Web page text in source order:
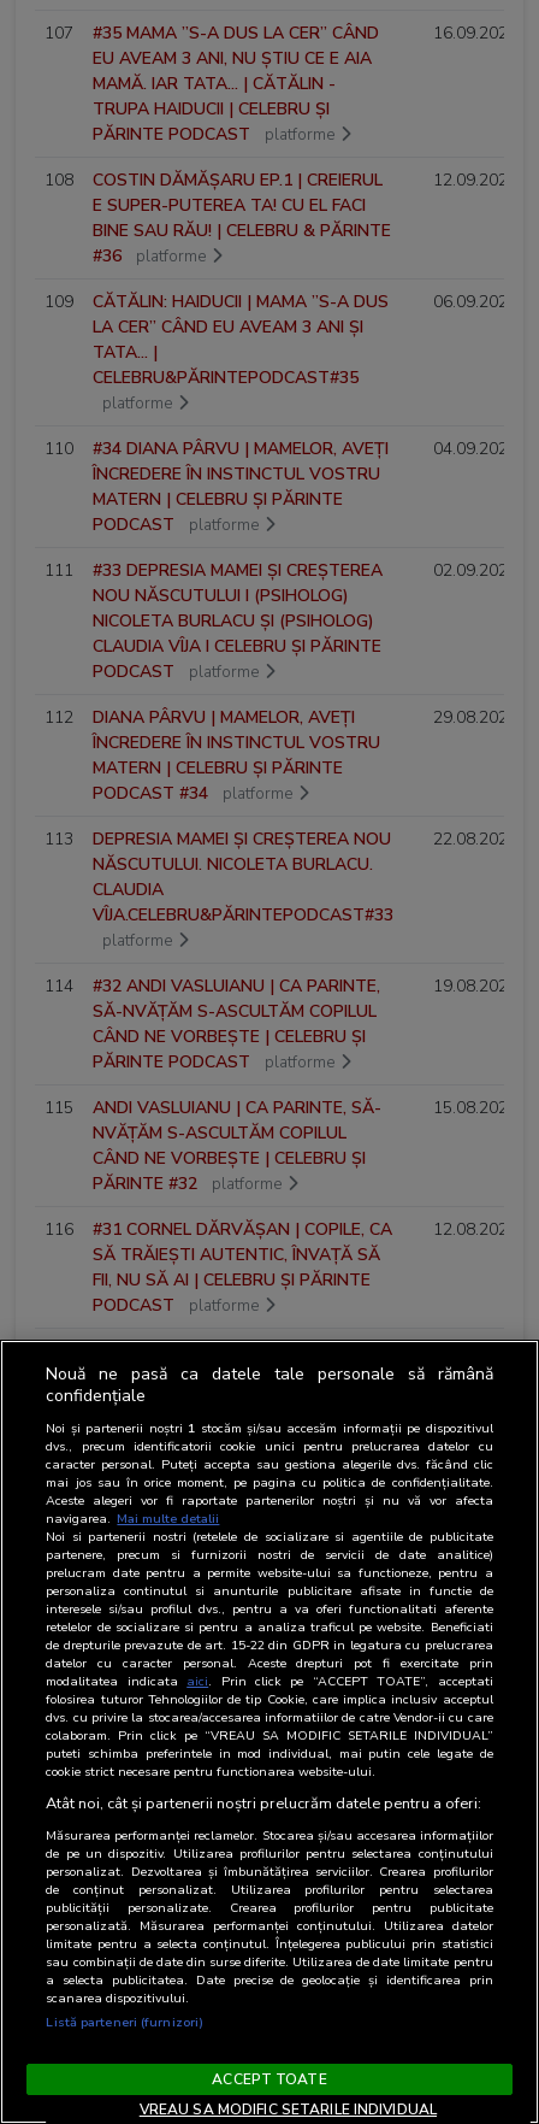
107
#35 MAMA ”S-A DUS LA CER” CÂND
EU AVEAM 3 ANI, NU ȘTIU CE E AIA
MAMĂ. IAR TATA... | CĂTĂLIN -
TRUPA HAIDUCII | CELEBRU ȘI
PĂRINTE PODCAST
platforme
16.09.2024
108
COSTIN DĂMĂȘARU EP.1 | CREIERUL
E SUPER-PUTEREA TA! CU EL FACI
BINE SAU RĂU! | CELEBRU & PĂRINTE
#36
platforme
12.09.2024
109
CĂTĂLIN: HAIDUCII | MAMA ”S-A DUS
LA CER” CÂND EU AVEAM 3 ANI ȘI
TATA... |
CELEBRU&PĂRINTEPODCAST#35
platforme
06.09.2024
110
#34 DIANA PÂRVU | MAMELOR, AVEȚI
ÎNCREDERE ÎN INSTINCTUL VOSTRU
MATERN | CELEBRU ȘI PĂRINTE
PODCAST
platforme
04.09.2024
111
#33 DEPRESIA MAMEI ȘI CREȘTEREA
NOU NĂSCUTULUI I (PSIHOLOG)
NICOLETA BURLACU ȘI (PSIHOLOG)
CLAUDIA VÎJA I CELEBRU ȘI PĂRINTE
PODCAST
platforme
02.09.2024
112
DIANA PÂRVU | MAMELOR, AVEȚI
ÎNCREDERE ÎN INSTINCTUL VOSTRU
MATERN | CELEBRU ȘI PĂRINTE
PODCAST #34
platforme
29.08.2024
113
DEPRESIA MAMEI ȘI CREȘTEREA NOU
NĂSCUTULUI. NICOLETA BURLACU.
CLAUDIA
VÎJA.CELEBRU&PĂRINTEPODCAST#33
platforme
22.08.2024
114
#32 ANDI VASLUIANU | CA PARINTE,
SĂ-NVĂȚĂM S-ASCULTĂM COPILUL
CÂND NE VORBEȘTE | CELEBRU ȘI
PĂRINTE PODCAST
platforme
19.08.2024
115
ANDI VASLUIANU | CA PARINTE, SĂ-
NVĂȚĂM S-ASCULTĂM COPILUL
CÂND NE VORBEȘTE | CELEBRU ȘI
PĂRINTE #32
platforme
15.08.2024
116
#31 CORNEL DĂRVĂȘAN | COPILE, CA
SĂ TRĂIEȘTI AUTENTIC, ÎNVAȚĂ SĂ
FII, NU SĂ AI | CELEBRU ȘI PĂRINTE
PODCAST
platforme
12.08.2024
TRĂIEȘTI AUTENTIC, ÎNVAȚĂ SĂ FII,
NU SĂ AI | CELEBRU ȘI PĂRINTE #31
platforme
118
#30 ȘERBAN TRÎMBIȚAȘU | O
LOCUINȚĂ MICĂ, ȚINE FAMILIA MULT
MAI UNITĂ | CELEBRU ȘI PĂRINTE
PODCAST
platforme
04.08.2024
119
ȘERBAN TRÎMBIȚAȘU | O LOCUINȚĂ
MICĂ, ȚINE FAMILIA MULT MAI UNITĂ |
CELEBRU ȘI PĂRINTE PODCAST #30
platforme
01.08.2024
120
#29 MUGUR MIHĂESCU | ELEVUL N-A
ÎNVĂȚAT ȘI E REPETENT? PLĂTEȘTE
ANUL ȘCOLAR | CELEBRU ȘI PĂRINTE
PODCAST #29
platforme
26.07.2024
121
MUGUR MIHĂESCU | ELEVUL N-A
ÎNVĂȚAT ȘI E REPETENT? PLĂTEȘTE
ANUL ȘCOLAR |
CELEBRUȘIPĂRINTEPODCAST#29
platforme
25.07.2024
122
#28 "M-A ARUNCAT PE GEAM!".
DESPRE VIOLENȚA DOMESTICĂ ÎN
FAMILIE | EVELYN SZABO | CELEBRU ȘI
PĂRINTE PODCAST
platforme
21.07.2024
EVELYN SZABO | M-A ARUNCAT PE
Nouă ne pasă ca datele tale personale să rămână
confidențiale
Noi și partenerii noștri 1 stocăm și/sau accesăm informații pe dispozitivul
dvs., precum identificatorii cookie unici pentru prelucrarea datelor cu
caracter personal. Puteți accepta sau gestiona alegerile dvs. făcând clic
mai jos sau în orice moment, pe pagina cu politica de confidențialitate.
Aceste alegeri vor fi raportate partenerilor noștri și nu vă vor afecta
navigarea. Mai multe detalii
Noi si partenerii nostri (retelele de socializare si agentiile de publicitate
partenere, precum si furnizorii nostri de servicii de date analitice)
prelucram date pentru a permite website-ului sa functioneze, pentru a
personaliza continutul si anunturile publicitare afisate in functie de
interesele si/sau profilul dvs., pentru a va oferi functionalitati aferente
retelelor de socializare si pentru a analiza traficul pe website. Beneficiati
de drepturile prevazute de art. 15-22 din GDPR in legatura cu prelucrarea
datelor cu caracter personal. Aceste drepturi pot fi exercitate prin
modalitatea indicata aici. Prin click pe “ACCEPT TOATE”, acceptati
folosirea tuturor Tehnologiilor de tip Cookie, care implica inclusiv acceptul
dvs. cu privire la stocarea/accesarea informatiilor de catre Vendor-ii cu care
colaboram. Prin click pe “VREAU SA MODIFIC SETARILE INDIVIDUAL”
puteti schimba preferintele in mod individual, mai putin cele legate de
cookie strict necesare pentru functionarea website-ului.
Atât noi, cât și partenerii noștri prelucrăm datele pentru a oferi:
Măsurarea performanței reclamelor. Stocarea și/sau accesarea informațiilor
de pe un dispozitiv. Utilizarea profilurilor pentru selectarea conținutului
personalizat. Dezvoltarea și îmbunătățirea serviciilor. Crearea profilurilor
de conținut personalizat. Utilizarea profilurilor pentru selectarea
publicității personalizate. Crearea profilurilor pentru publicitate
personalizată. Măsurarea performanței conținutului. Utilizarea datelor
limitate pentru a selecta conținutul. Înțelegerea publicului prin statistici
sau combinații de date din surse diferite. Utilizarea de date limitate pentru
a selecta publicitatea. Date precise de geolocație și identificarea prin
scanarea dispozitivului.
Listă parteneri (furnizori)
ACCEPT TOATE
VREAU SA MODIFIC SETARILE INDIVIDUAL